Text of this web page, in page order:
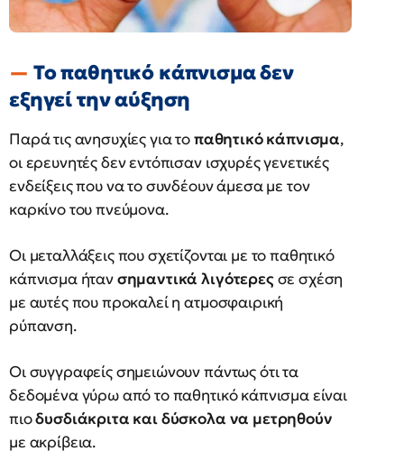
Το παθητικό κάπνισμα δεν
εξηγεί την αύξηση
Παρά τις ανησυχίες για τοπαθητικό κάπνισμα,
οι ερευνητές δεν εντόπισαν ισχυρές γενετικές
ενδείξεις που να το συνδέουν άμεσα με τον
καρκίνο του πνεύμονα.
Οι μεταλλάξεις που σχετίζονται με το παθητικό
κάπνισμα ήτανσημαντικά λιγότερεςσε σχέση
με αυτές που προκαλεί η ατμοσφαιρική
ρύπανση.
Οι συγγραφείς σημειώνουν πάντως ότι τα
δεδομένα γύρω από το παθητικό κάπνισμα είναι
πιοδυσδιάκριτα και δύσκολα να μετρηθούν
με ακρίβεια.